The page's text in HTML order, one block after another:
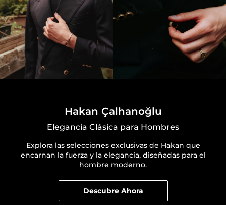
Hakan Çalhanoğlu
Elegancia Clásica para Hombres
Explora las selecciones exclusivas de Hakan que
encarnan la fuerza y la elegancia, diseñadas para el
hombre moderno.
Descubre Ahora